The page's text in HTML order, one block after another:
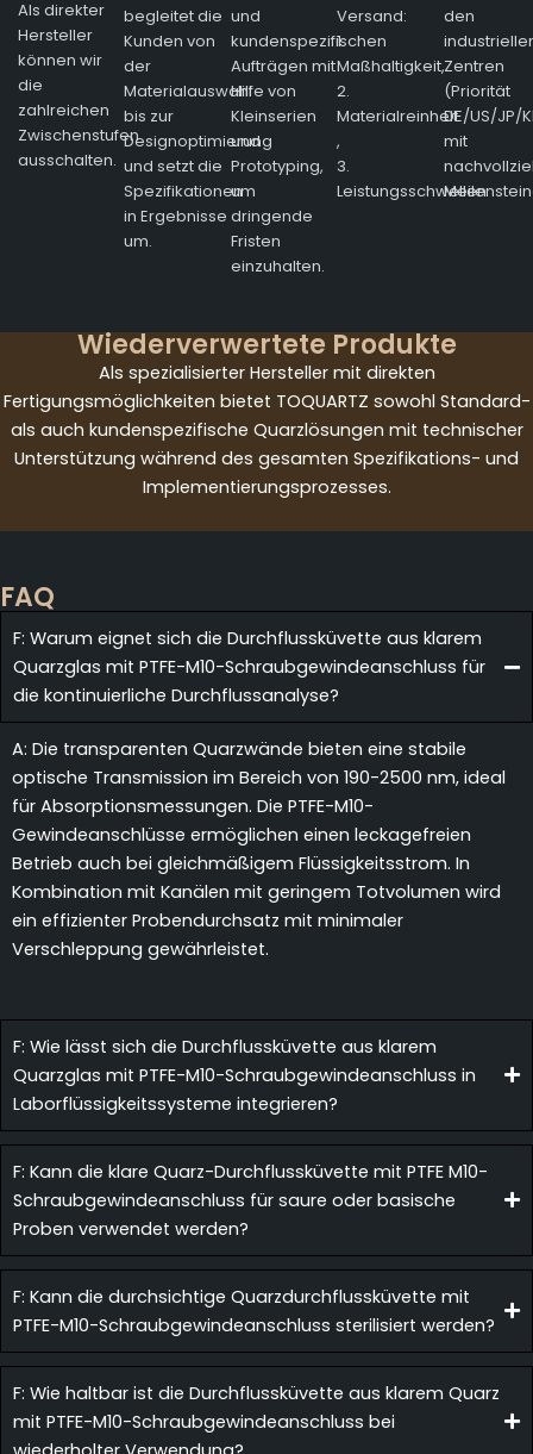
Als direkter
Hersteller
können wir
die
zahlreichen
Zwischenstufen
ausschalten.
begleitet die
Kunden von
der
Materialauswahl
bis zur
Designoptimierung
und setzt die
Spezifikationen
in Ergebnisse
um.
und
kundenspezifischen
Aufträgen mit
Hilfe von
Kleinserien
und
Prototyping,
um
dringende
Fristen
einzuhalten.
Versand:
1.
Maßhaltigkeit,
2.
Materialreinheit
,
3.
Leistungsschwellen
den
Zentren
(Priorität
DE/US/JP/
mit
Wiederverwertete Produkte
Als spezialisierter Hersteller mit direkten
Fertigungsmöglichkeiten bietet TOQUARTZ sowohl Standard-
als auch kundenspezifische Quarzlösungen mit technischer
Unterstützung während des gesamten Spezifikations- und
Implementierungsprozesses.
FAQ
F: Warum eignet sich die Durchflussküvette aus klarem
Quarzglas mit PTFE-M10-Schraubgewindeanschluss für
die kontinuierliche Durchflussanalyse?
A: Die transparenten Quarzwände bieten eine stabile
optische Transmission im Bereich von 190-2500 nm, ideal
für Absorptionsmessungen. Die PTFE-M10-
Gewindeanschlüsse ermöglichen einen leckagefreien
Betrieb auch bei gleichmäßigem Flüssigkeitsstrom. In
Kombination mit Kanälen mit geringem Totvolumen wird
ein effizienter Probendurchsatz mit minimaler
Verschleppung gewährleistet.
F: Wie lässt sich die Durchflussküvette aus klarem
Quarzglas mit PTFE-M10-Schraubgewindeanschluss in
Laborflüssigkeitssysteme integrieren?
F: Kann die klare Quarz-Durchflussküvette mit PTFE M10-
Schraubgewindeanschluss für saure oder basische
Proben verwendet werden?
F: Kann die durchsichtige Quarzdurchflussküvette mit
PTFE-M10-Schraubgewindeanschluss sterilisiert werden?
F: Wie haltbar ist die Durchflussküvette aus klarem Quarz
mit PTFE-M10-Schraubgewindeanschluss bei